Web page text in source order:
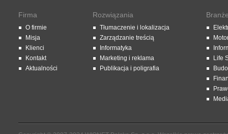
Firma
O firmie
Misja
Klienci
Kontakt
Aktualności
Rozwiązania
Tłumaczenie i lokalizacja
Zarządzanie treścią
Informatyka
Marketing i reklama
Publikacja i poligrafia
Life